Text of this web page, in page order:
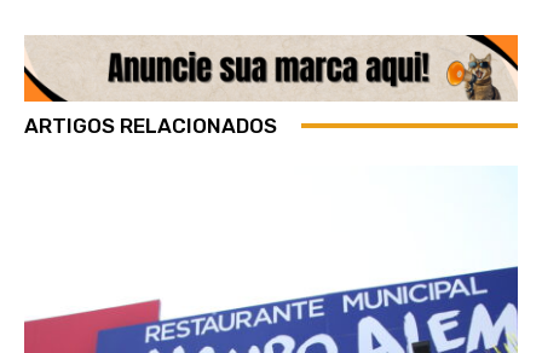
ARTIGOS RELACIONADOS